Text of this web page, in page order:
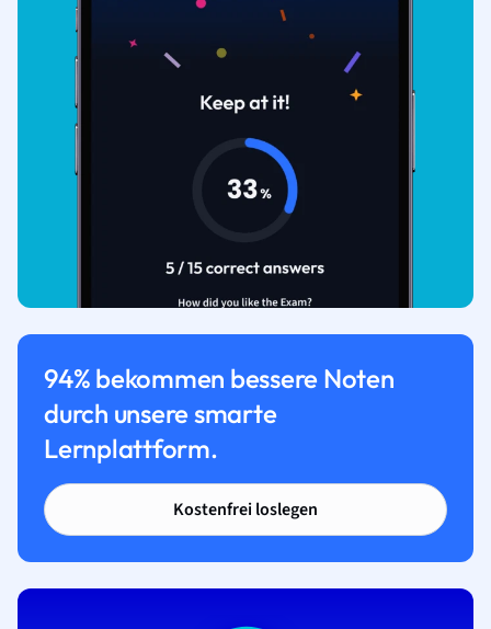
94% bekommen bessere Noten
durch unsere smarte
Lernplattform.
Kostenfrei loslegen